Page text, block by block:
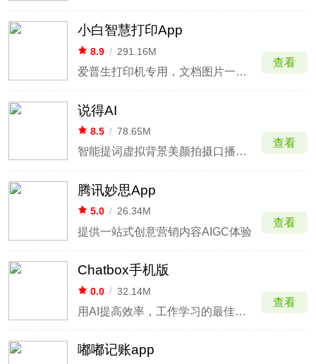
小白智慧打印App
8.9 / 291.16M
爱普生打印机专用，文档图片一键打印
查看
说得AI
8.5 / 78.65M
智能提词虚拟背景美颜拍摄口播神器
查看
腾讯妙思App
5.0 / 26.34M
提供一站式创意营销内容AIGC体验
查看
Chatbox手机版
0.0 / 32.14M
用AI提高效率，工作学习的最佳拍档
查看
嘟嘟记账app